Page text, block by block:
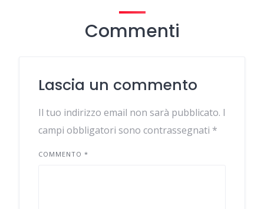
Commenti
Lascia un commento
Il tuo indirizzo email non sarà pubblicato. I
campi obbligatori sono contrassegnati *
COMMENTO *